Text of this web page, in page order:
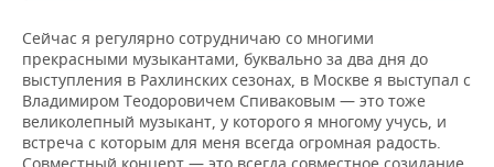
Сейчас я регулярно сотрудничаю со многими
прекрасными музыкантами, буквально за два дня до
выступления в Рахлинских сезонах, в Москве я выступал с
Владимиром Теодоровичем Спиваковым — это тоже
великолепный музыкант, у которого я многому учусь, и
встреча с которым для меня всегда огромная радость.